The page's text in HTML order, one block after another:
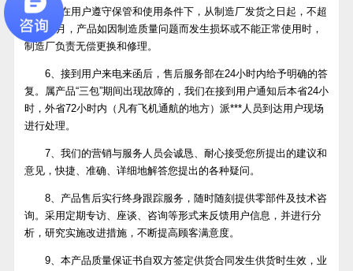
5、在用户遵守保管和使用条件下，从制造厂发货之日起，不超
过12个月，产品如因制造质量问题而发生损坏或不能正常使用时，
制造厂负责无偿更换和修理。
6、接到用户来电来函后，售后服务部在24小时内给予明确的答
复。属产品“三包”期间出现故障的，我们在接到用户通知后本省24小
时，外省72小时内（凡有飞机通航的地方）派***人员到达用户现场
进行处理。
7、我们的营销与服务人员会诚恳、耐心接受您所提出的建议和
意见，快捷、准确、详细地解答您提出的各种疑问。
8、产品售后实行终身跟踪服务，随时随刻提供零部件及技术咨
询。采用定期专访、座谈、咨询等形式来反馈用户信息，并进行分
析，研究实施改进措施，不断提高顾客满意度。
9、本产品质量保证书自双方签定供货合同发生供货时生效，业